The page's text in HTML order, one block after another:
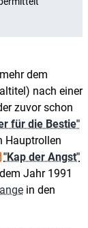
dem
nach einer
zuvor schon
für die Bestie"
Hauptrollen
"Kap der Angst"
Jahr 1991
in den